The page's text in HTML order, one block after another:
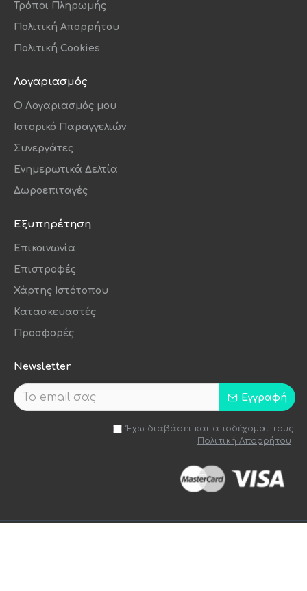
Τρόποι Πληρωμής
Πολιτική Απορρήτου
Πολιτική Cookies
Λογαριασμός
O Λογαριασμός μου
Ιστορικό Παραγγελιών
Συνεργάτες
Ενημερωτικά Δελτία
Δωροεπιταγές
Εξυπηρέτηση
Επικοινωνία
Επιστροφές
Χάρτης Ιστότοπου
Κατασκευαστές
Προσφορές
Newsletter
Εγγραφή
Έχω διαβάσει και αποδέχομαι τους
Πολιτική Απορρήτου